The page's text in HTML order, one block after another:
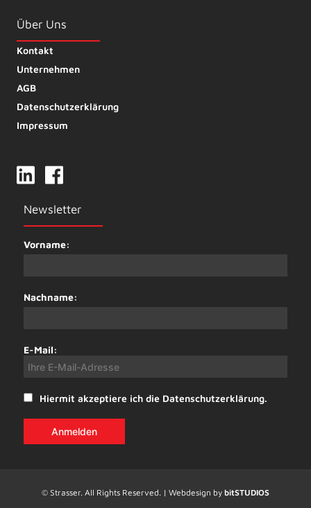
Über Uns
Kontakt
Unternehmen
AGB
Datenschutzerklärung
Impressum
Newsletter
Vorname:
Nachname:
E-Mail:
Hiermit akzeptiere ich die Datenschutzerklärung.
© Strasser. All Rights Reserved. | Webdesign by bitSTUDIOS